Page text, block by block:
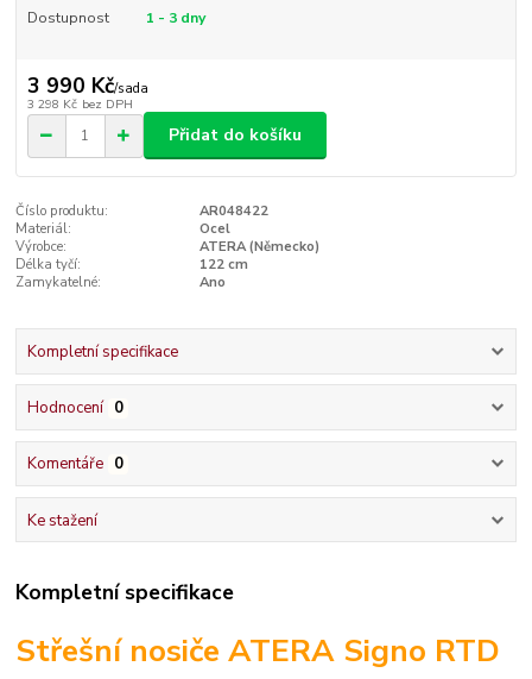
Dostupnost 1 - 3 dny
3 990 Kč/sada
3 298 Kč bez DPH
Přidat do košíku
Číslo produktu:
AR048422
Materiál:
Ocel
Výrobce:
ATERA (Německo)
Délka tyčí:
122 cm
Zamykatelné:
Ano
Kompletní specifikace
Hodnocení 0
Komentáře 0
Ke stažení
Kompletní specifikace
Střešní nosiče ATERA Signo RTD